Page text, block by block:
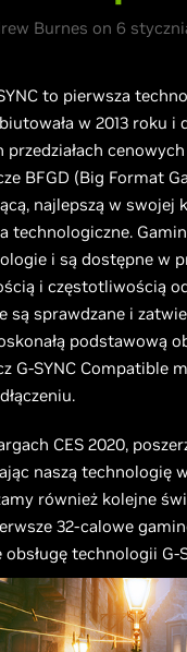
Burnes on 6
to pierwsza
w 2013 roku
BFGD (Big Format
najlepszą w
technologiczne.
i są dostępne w
i częstotliwością
są sprawdzane i
podstawową
G-SYNC Compatible
CES 2020,
naszą technologię
również kolejne
32-calowe
technologii G-